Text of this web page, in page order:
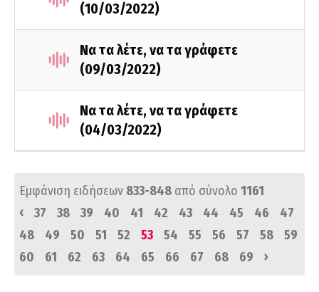
(10/03/2022)
Να τα λέτε, να τα γράφετε
(09/03/2022)
Να τα λέτε, να τα γράφετε
(04/03/2022)
Εμφάνιση ειδήσεων 833-848 από σύνολο 1161
‹
37 38 39 40 41 42 43 44 45 46
47
48
49 50 51 52 53 54 55 56 57 58
59
60
61 62 63 64 65 66 67 68 69 ›